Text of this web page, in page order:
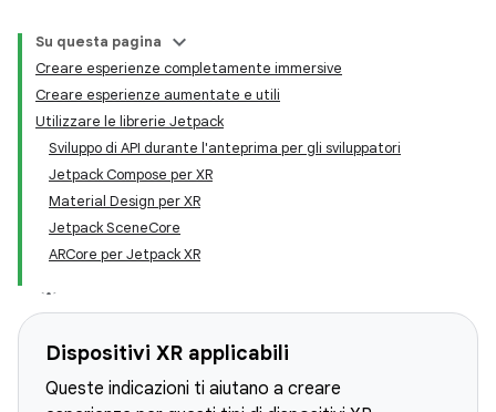
Su questa pagina
Creare esperienze completamente immersive
Creare esperienze aumentate e utili
Utilizzare le librerie Jetpack
Sviluppo di API durante l'anteprima per gli sviluppatori
Jetpack Compose per XR
Material Design per XR
Jetpack SceneCore
ARCore per Jetpack XR
Dispositivi XR applicabili
Queste indicazioni ti aiutano a creare